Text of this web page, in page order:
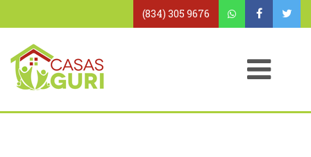
(834) 305 9676